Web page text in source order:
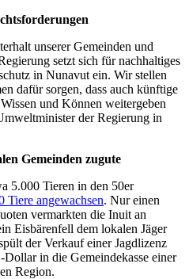
unserer Gemeinden und
setzt sich für nachhaltiges
in Nunavut ein. Wir stellen
dafür sorgen, dass auch künftige
und Können weitergeben
der Regierung in
Gemeinden zugute
5.000 Tieren in den 50er
Tiere angewachsen. Nur einen
vermarkten die Inuit an
Eisbärenfell dem lokalen Jäger
der Verkauf einer Jagdlizenz
in die Gemeindekasse einer
Region.